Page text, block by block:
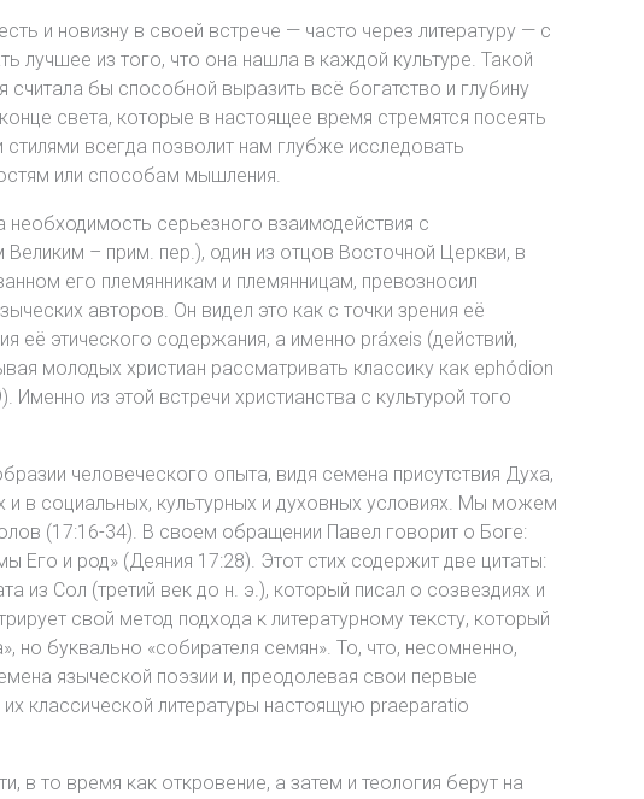
и новизну в своей встрече — часто через литературу — с
лучшее из того, что она нашла в каждой культуре. Такой
бы способной выразить всё богатство и глубину
света, которые в настоящее время стремятся посеять
всегда позволит нам глубже исследовать
или способам мышления.
серьезного взаимодействия с
– прим. пер.), один из отцов Восточной Церкви, в
его племянникам и племянницам, превозносил
авторов. Он видел это как с точки зрения её
её этического содержания, а именно práxeis (действий,
молодых христиан рассматривать классику как ephódion
Именно из этой встречи христианства с культурой того
человеческого опыта, видя семена присутствия Духа,
и в социальных, культурных и духовных условиях. Мы можем
(17:16-34). В своем обращении Павел говорит о Боге:
и род» (Деяния 17:28). Этот стих содержит две цитаты:
из Сол (третий век до н. э.), который писал о созвездиях и
свой метод подхода к литературному тексту, который
но буквально «собирателя семян». То, что, несомненно,
языческой поэзии и, преодолевая свои первые
классической литературы настоящую praeparatio
в то время как откровение, а затем и теология берут на